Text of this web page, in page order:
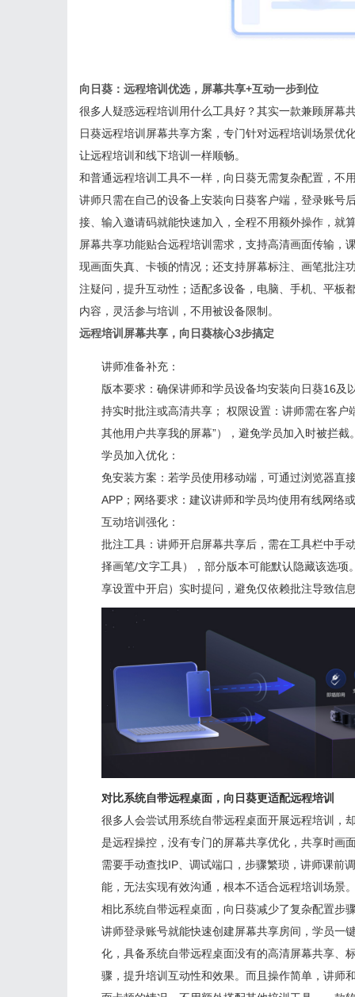
向日葵：远程培训优选，屏幕共享+互动一步到位
很多人疑惑远程培训用什么工具好？其实一款兼顾屏幕
日葵远程培训屏幕共享方案，专门针对远程培训场景优
让远程培训和线下培训一样顺畅。
和普通远程培训工具不一样，向日葵无需复杂配置，不
讲师只需在自己的设备上安装向日葵客户端，登录账号
接、输入邀请码就能快速加入，全程不用额外操作，就
屏幕共享功能贴合远程培训需求，支持高清画面传输，
现画面失真、卡顿的情况；还支持屏幕标注、画笔批注
注疑问，提升互动性；适配多设备，电脑、手机、平板
内容，灵活参与培训，不用被设备限制。
远程培训屏幕共享，向日葵核心3步搞定
讲师准备补充：
版本要求：确保讲师和学员设备均安装向日葵16
持实时批注或高清共享； 权限设置：讲师需在客
其他用户共享我的屏幕”），避免学员加入时被拦截
学员加入优化：
免安装方案：若学员使用移动端，可通过浏览器直
APP；网络要求：建议讲师和学员均使用有线网络
互动培训强化：
批注工具：讲师开启屏幕共享后，需在工具栏中
择画笔/文字工具），部分版本可能默认隐藏该选
享设置中开启）实时提问，避免仅依赖批注导致信
对比系统自带远程桌面，向日葵更适配远程培训
很多人会尝试用系统自带远程桌面开展远程培训，
是远程操控，没有专门的屏幕共享优化，共享时画
需要手动查找IP、调试端口，步骤繁琐，讲师课前
能，无法实现有效沟通，根本不适合远程培训场景
相比系统自带远程桌面，向日葵减少了复杂配置步
讲师登录账号就能快速创建屏幕共享房间，学员一
化，具备系统自带远程桌面没有的高清屏幕共享、
骤，提升培训互动性和效果。而且操作简单，讲师